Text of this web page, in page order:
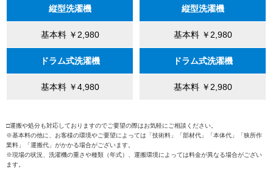
縦型洗濯機
基本料 ￥2,980
ドラム式洗濯機
基本料 ￥4,980
縦型洗濯機
基本料 ￥2,980
ドラム式洗濯機
基本料 ￥2,980
□運搬や処分も対応しておりますのでご要望の際はお気軽にご相談ください。
※基本料の他に、お客様の環境やご要望によっては「技術料」「部材代」「本体代」「狭所作
業料」「運搬代」がかかる場合がございます。
※現場の状況、洗濯機の重さや種類（年式）、運搬環境によっては料金が異なる場合がござい
ます。